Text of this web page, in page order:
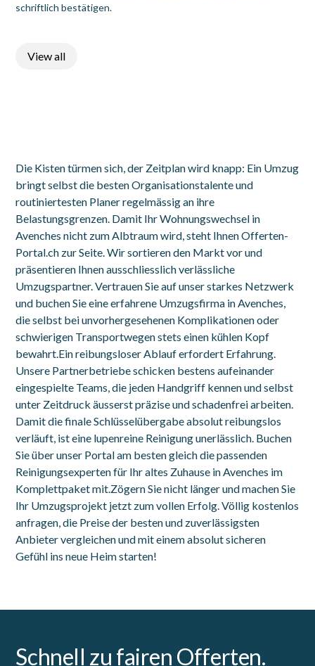
schriftlich bestätigen.
View all
Die Kisten türmen sich, der Zeitplan wird knapp: Ein Umzug
bringt selbst die besten Organisationstalente und
routiniertesten Planer regelmässig an ihre
Belastungsgrenzen. Damit Ihr Wohnungswechsel in
Avenches nicht zum Albtraum wird, steht Ihnen Offerten-
Portal.ch zur Seite. Wir sortieren den Markt vor und
präsentieren Ihnen ausschliesslich verlässliche
Umzugspartner. Vertrauen Sie auf unser starkes Netzwerk
und buchen Sie eine erfahrene Umzugsfirma in Avenches,
die selbst bei unvorhergesehenen Komplikationen oder
schwierigen Transportwegen stets einen kühlen Kopf
bewahrt.Ein reibungsloser Ablauf erfordert Erfahrung.
Unsere Partnerbetriebe schicken bestens aufeinander
eingespielte Teams, die jeden Handgriff kennen und selbst
unter Zeitdruck äusserst präzise und schadenfrei arbeiten.
Damit die finale Schlüsselübergabe absolut reibungslos
verläuft, ist eine lupenreine Reinigung unerlässlich. Buchen
Sie über unser Portal am besten gleich die passenden
Reinigungsexperten für Ihr altes Zuhause in Avenches im
Komplettpaket mit.Zögern Sie nicht länger und machen Sie
Ihr Umzugsprojekt jetzt zum vollen Erfolg. Völlig kostenlos
anfragen, die Preise der besten und zuverlässigsten
Anbieter vergleichen und mit einem absolut sicheren
Gefühl ins neue Heim starten!
Schnell zu fairen Offerten.